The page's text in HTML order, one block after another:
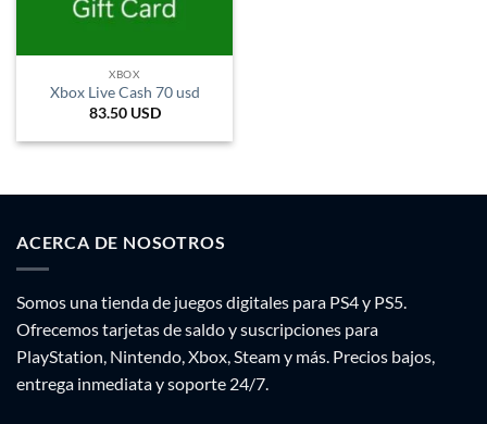
XBOX
Xbox Live Cash 70 usd
83.50 USD
ACERCA DE NOSOTROS
Somos una tienda de juegos digitales para PS4 y PS5.
Ofrecemos tarjetas de saldo y suscripciones para
PlayStation, Nintendo, Xbox, Steam y más. Precios bajos,
entrega inmediata y soporte 24/7.